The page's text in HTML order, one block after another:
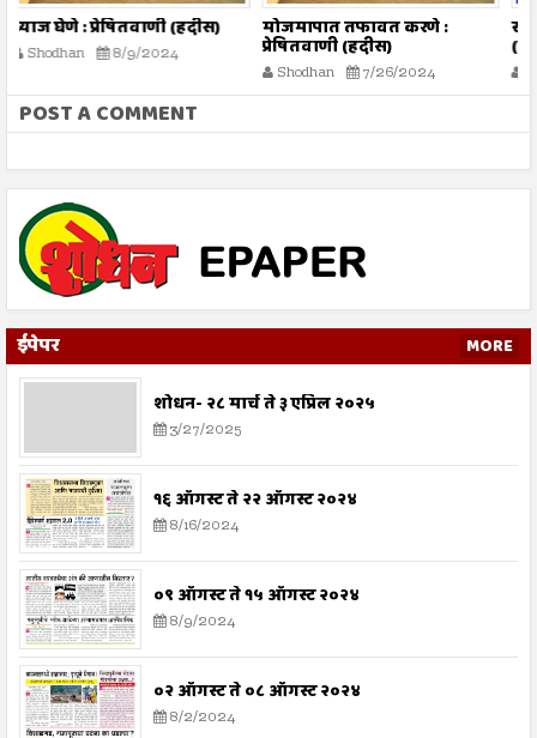
मोजमापात तफावत करणे :
प्रेषितवाणी (हदीस)
सूरह बनीइस्राईल : : ईशवाणी
(दिव्य कुरआन)
Shodhan 7/26/2024
POST A COMMENT
ईपेपर MORE
शोधन- २८ मार्च ते ३ एप्रिल २०२५
3/27/2025
१६ ऑगस्ट ते २२ ऑगस्ट २०२४
8/16/2024
०९ ऑगस्ट ते १५ ऑगस्ट २०२४
8/9/2024
०२ ऑगस्ट ते ०८ ऑगस्ट २०२४
8/2/2024